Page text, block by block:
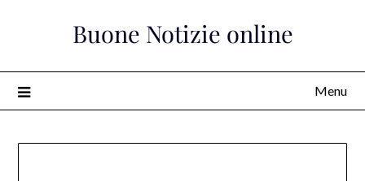
Buone Notizie online
Menu